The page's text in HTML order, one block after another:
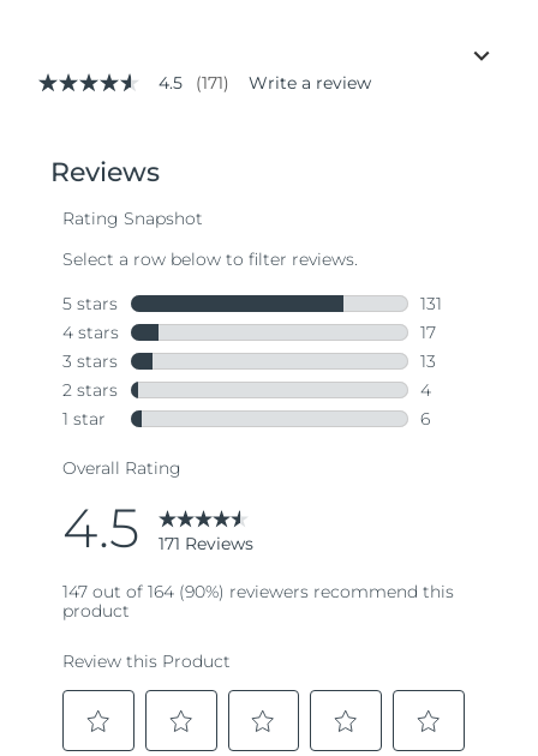
4.5
stars,
average
value.
171
Same
page
link.
4.5 (171) Write a review